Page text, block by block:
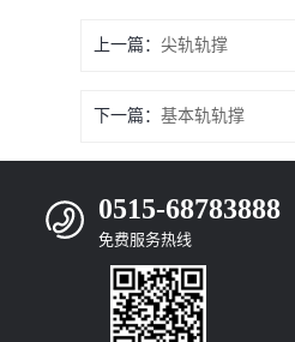
上一篇：尖轨轨撑
下一篇：基本轨轨撑
0515-68783888
免费服务热线